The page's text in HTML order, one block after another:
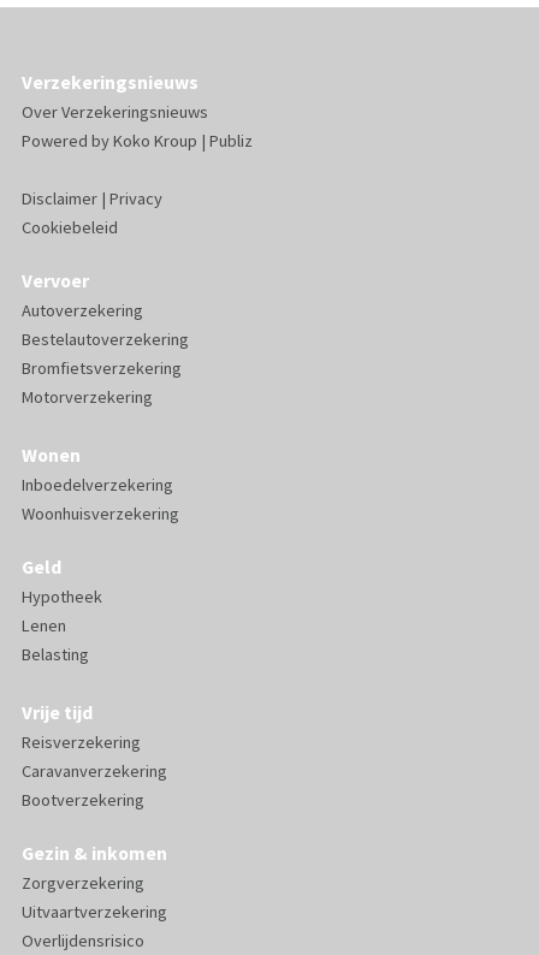
Verzekeringsnieuws
Over Verzekeringsnieuws
Powered byKoko Kroup | Publiz
Disclaimer| Privacy
Cookiebeleid
Vervoer
Autoverzekering
Bestelautoverzekering
Bromfietsverzekering
Motorverzekering
Wonen
Inboedelverzekering
Woonhuisverzekering
Geld
Hypotheek
Lenen
Belasting
Vrije tijd
Reisverzekering
Caravanverzekering
Bootverzekering
Gezin & inkomen
Zorgverzekering
Uitvaartverzekering
Overlijdensrisico